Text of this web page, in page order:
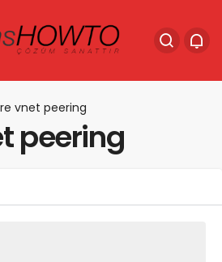
vnet peering
peering